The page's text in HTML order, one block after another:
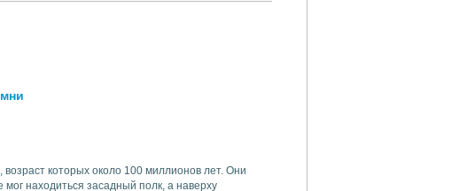
которых около 100 миллионов лет. Они
находиться засадный полк, а наверху